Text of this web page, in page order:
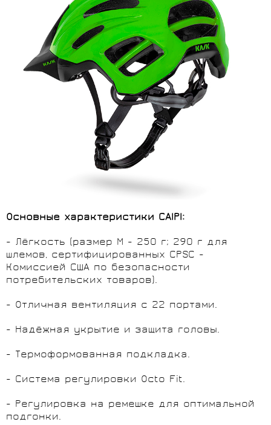
Основные характеристики CAIPI:
- Лёгкость (размер М - 250 г; 290 г для
шлемов, сертифицированных CPSC -
Комиссией США по безопасности
потребительских товаров).
- Отличная вентиляция с 22 портами.
- Надёжная укрытие и защита головы.
- Термоформованная подкладка.
- Система регулировки Octo Fit.
- Регулировка на ремешке для оптимальной
подгонки.